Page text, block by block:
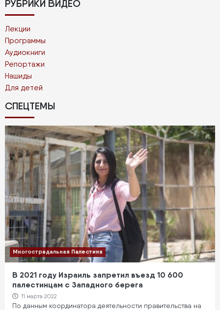
РУБРИКИ ВИДЕО
Лекции
Программы
Аудиокниги
Репортажи
Нашиды
Для детей
СПЕЦТЕМЫ
Многострадальная Палестина
В 2021 году Израиль запретил въезд 10 600
палестинцам с Западного берега
11 марта 2022
По данным координатора деятельности правительства на